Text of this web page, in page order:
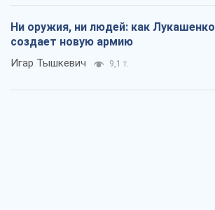
Ни оружия, ни людей: как Лукашенко
создает новую армию
Игар Тышкевич 9,1 т.